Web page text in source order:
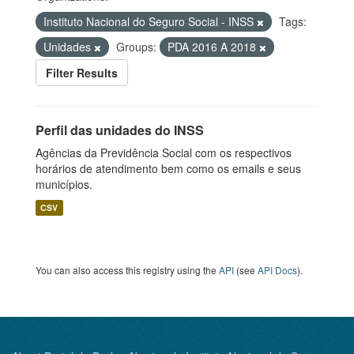
Instituto Nacional do Seguro Social - INSS
Tags:
Unidades
Groups:
PDA 2016 A 2018
Filter Results
Perfil das unidades do INSS
Agências da Previdência Social com os respectivos
horários de atendimento bem como os emails e seus
municípios.
CSV
You can also access this registry using the API (see API Docs).